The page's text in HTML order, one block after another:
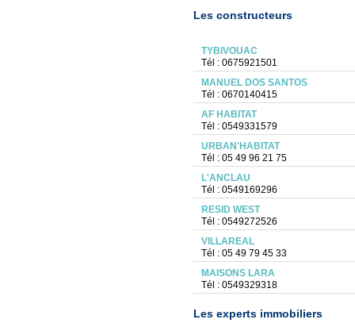
Les constructeurs
TYBIVOUAC
Tél : 0675921501
MANUEL DOS SANTOS
Tél : 0670140415
AF HABITAT
Tél : 0549331579
URBAN'HABITAT
Tél : 05 49 96 21 75
L'ANCLAU
Tél : 0549169296
RESID WEST
Tél : 0549272526
VILLAREAL
Tél : 05 49 79 45 33
MAISONS LARA
Tél : 0549329318
Les experts immobiliers